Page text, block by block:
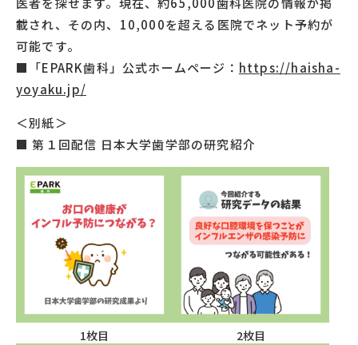
載され、その内、10,000を超える医院でネット予約が
可能です。
■「EPARK歯科」公式ホームページ： https://haisha-
yoyaku.jp/
＜別紙＞
■ 第１回配信 日本大学歯学部の研究紹介
1枚目 2枚目